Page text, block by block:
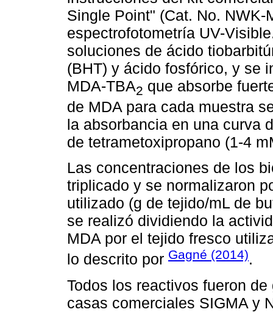
Single Point" (Cat. No.
espectrofotometría UV-
soluciones de ácido
(BHT) y ácido fosfórico, y se
MDA-TBA2 que absorbe
de MDA para cada muestra
la absorbancia en una curva
de tetrametoxipropano (1-4
Las concentraciones de los
triplicado y se normalizaron
utilizado (g de tejido/mL de
se realizó dividiendo la
MDA por el tejido fresco
lo descrito por Gagné (2014).
Todos los reactivos fueron
casas comerciales SIGMA y